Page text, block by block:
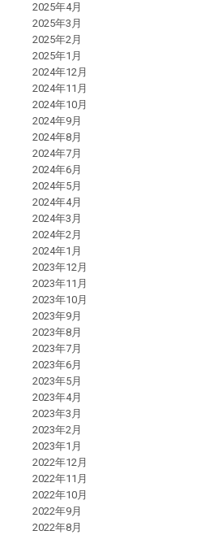
2025年4月
2025年3月
2025年2月
2025年1月
2024年12月
2024年11月
2024年10月
2024年9月
2024年8月
2024年7月
2024年6月
2024年5月
2024年4月
2024年3月
2024年2月
2024年1月
2023年12月
2023年11月
2023年10月
2023年9月
2023年8月
2023年7月
2023年6月
2023年5月
2023年4月
2023年3月
2023年2月
2023年1月
2022年12月
2022年11月
2022年10月
2022年9月
2022年8月